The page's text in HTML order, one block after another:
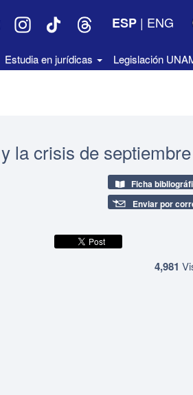
ESP | ENG
Estudia en jurídicas Legislación
la crisis de septiembre
Ficha
Enviar por
4,981